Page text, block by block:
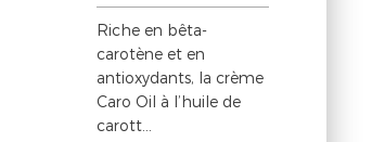
Riche en bêta-
carotène et en
antioxydants, la crème
Caro Oil à l’huile de
carott...